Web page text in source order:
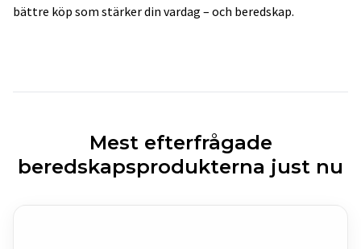
bättre köp som stärker din vardag – och beredskap.
Mest efterfrågade
beredskapsprodukterna just nu